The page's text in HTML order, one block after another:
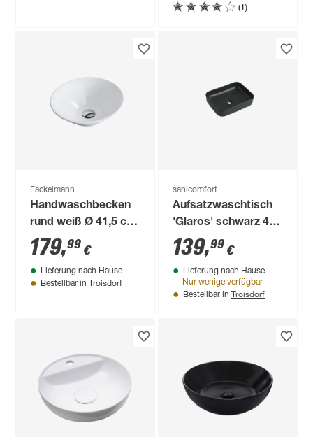
(1)
Fackelmann
Handwaschbecken
rund weiß Ø 41,5 cm
x 15 cm
179,99 €
Lieferung nach Hause
Bestellbar in Troisdorf
sanicomfort
Aufsatzwaschtisch
'Glaros' schwarz 45
x 56 x 19 cm
139,99 €
Lieferung nach Hause
Nur wenige verfügbar
Bestellbar in Troisdorf